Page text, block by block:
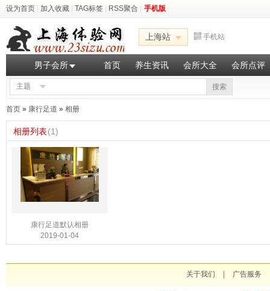
设为首页 加入收藏 TAG标签 RSS聚合 手机版
上海站 手机站
男子会所 首页 养生资讯 会所大全 会所点评
主题 搜索
首页 » 康行足道 » 相册
相册列表(1)
康行足道默认相册
2019-01-04
关于我们 广告服务